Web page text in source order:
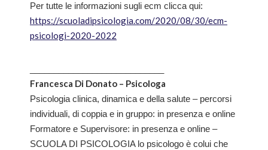
Per tutte le informazioni sugli ecm clicca qui:
https://scuoladipsicologia.com/2020/08/30/ecm-
psicologi-2020-2022
Francesca Di Donato – Psicologa
Psicologia clinica, dinamica e della salute – percorsi
individuali, di coppia e in gruppo: in presenza e online
Formatore e Supervisore: in presenza e online –
SCUOLA DI PSICOLOGIA lo psicologo è colui che